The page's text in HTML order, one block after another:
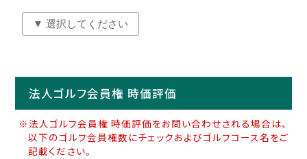
法人ゴルフ会員権 時価評価
※法人ゴルフ会員権 時価評価をお問い合わせされる場合は、
以下のゴルフ会員権数にチェックおよびゴルフコース名をご
記載ください。